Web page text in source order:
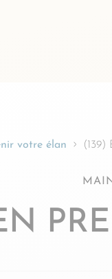
votre élan (139)